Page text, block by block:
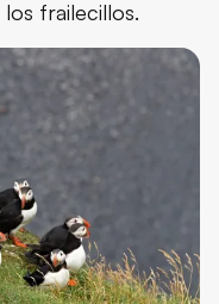
frailecillos.